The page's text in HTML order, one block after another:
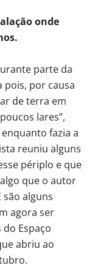
onde
parte da
pois, por causa
de terra em
lares”,
fazia a
reuniu alguns
périplo e que
que o autor
são alguns
agora ser
Espaço
abriu ao